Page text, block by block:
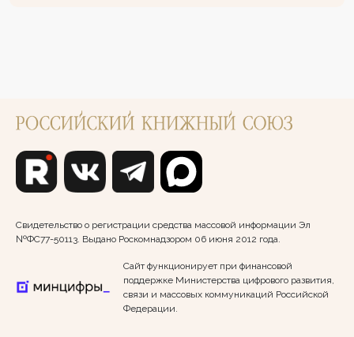
Свидетельство о регистрации средства массовой информации Эл
№ФС77-50113. Выдано Роскомнадзором 06 июня 2012 года.
Сайт функционирует при финансовой
поддержке Министерства цифрового развития,
связи и массовых коммуникаций Российской
Федерации.